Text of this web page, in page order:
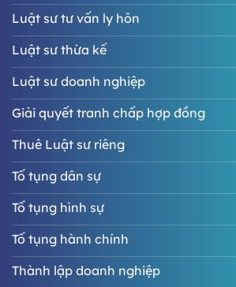
Luật sư tư vấn ly hôn
Luật sư thừa kế
Luật sư doanh nghiệp
Giải quyết tranh chấp hợp đồng
Thuê Luật sư riêng
Tố tụng dân sự
Tố tụng hình sự
Tố tụng hành chính
Thành lập doanh nghiệp